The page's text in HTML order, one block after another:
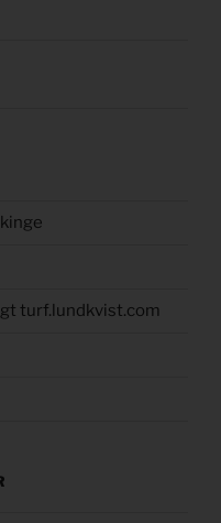
turf.lundkvist.com